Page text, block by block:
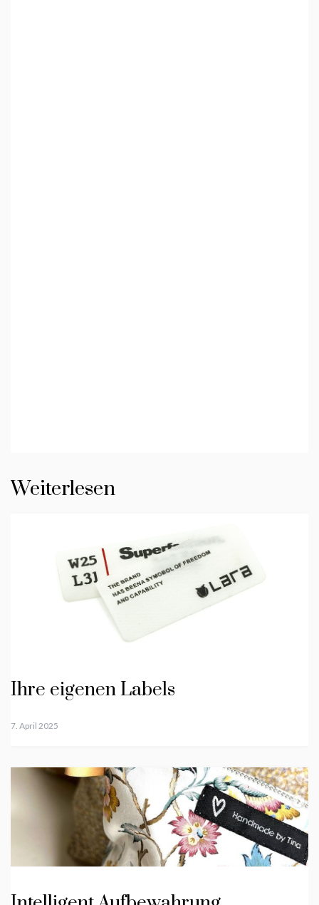
Weiterlesen
Ihre eigenen Labels
7. April 2025